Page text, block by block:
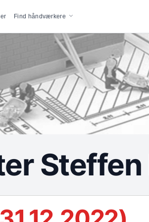
Find håndværkere